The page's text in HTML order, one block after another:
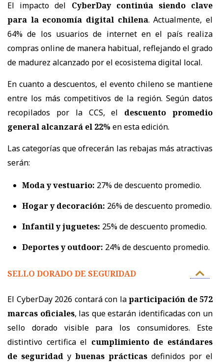
El impacto del CyberDay continúa siendo clave
para la economía digital chilena. Actualmente, el
64% de los usuarios de internet en el país realiza
compras online de manera habitual, reflejando el grado
de madurez alcanzado por el ecosistema digital local.
En cuanto a descuentos, el evento chileno se mantiene
entre los más competitivos de la región. Según datos
recopilados por la CCS, el descuento promedio
general alcanzará el 22% en esta edición.
Las categorías que ofrecerán las rebajas más atractivas
serán:
Moda y vestuario: 27% de descuento promedio.
Hogar y decoración: 26% de descuento promedio.
Infantil y juguetes: 25% de descuento promedio.
Deportes y outdoor: 24% de descuento promedio.
SELLO DORADO DE SEGURIDAD
El CyberDay 2026 contará con laparticipación de 572
marcas oficiales, las que estarán identificadas con un
sello dorado visible para los consumidores. Este
distintivo certifica el cumplimiento de estándares
de seguridad y buenas prácticas definidos por el